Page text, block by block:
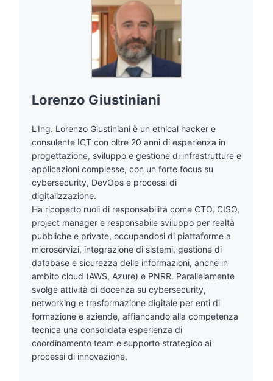
Lorenzo Giustiniani
L'Ing. Lorenzo Giustiniani è un ethical hacker e
consulente ICT con oltre 20 anni di esperienza in
progettazione, sviluppo e gestione di infrastrutture e
applicazioni complesse, con un forte focus su
cybersecurity, DevOps e processi di
digitalizzazione.
Ha ricoperto ruoli di responsabilità come CTO, CISO,
project manager e responsabile sviluppo per realtà
pubbliche e private, occupandosi di piattaforme a
microservizi, integrazione di sistemi, gestione di
database e sicurezza delle informazioni, anche in
ambito cloud (AWS, Azure) e PNRR. Parallelamente
svolge attività di docenza su cybersecurity,
networking e trasformazione digitale per enti di
formazione e aziende, affiancando alla competenza
tecnica una consolidata esperienza di
coordinamento team e supporto strategico ai
processi di innovazione.